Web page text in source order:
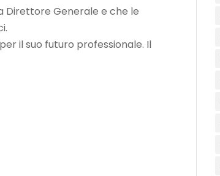
Direttore Generale e che le
il suo futuro professionale. Il